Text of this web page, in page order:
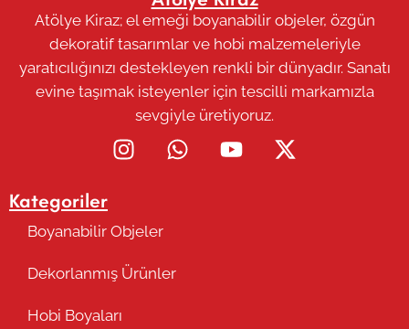
Atölye Kiraz; el emeği boyanabilir objeler, özgün
dekoratif tasarımlar ve hobi malzemeleriyle
yaratıcılığınızı destekleyen renkli bir dünyadır. Sanatı
evine taşımak isteyenler için tescilli markamızla
sevgiyle üretiyoruz.
Kategoriler
Boyanabilir Objeler
Dekorlanmış Ürünler
Hobi Boyaları